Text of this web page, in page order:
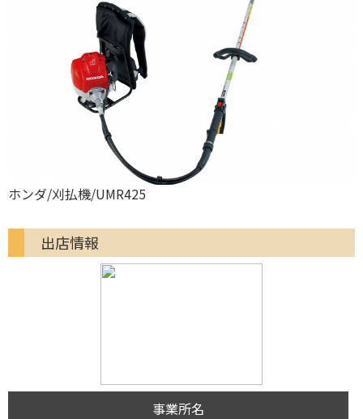
ホンダ/刈払機/UMR425
出店情報
事業所名